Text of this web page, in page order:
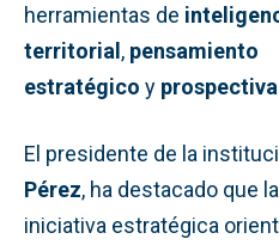
herramientas de
territorial, pensamiento
estratégico y prospectiva
El presidente de la
Pérez, ha destacado que
iniciativa estratégica